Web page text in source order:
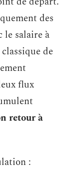
des
le salaire à
de
flux
retour à
: